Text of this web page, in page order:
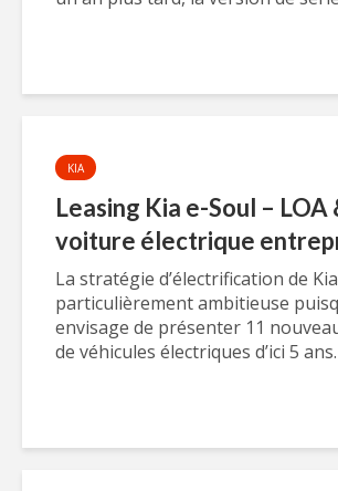
KIA
Leasing Kia e-Soul – LOA
voiture électrique
La stratégie d’électrification de
particulièrement ambitieuse
envisage de présenter 11
de véhicules électriques d’ici 5 ans.